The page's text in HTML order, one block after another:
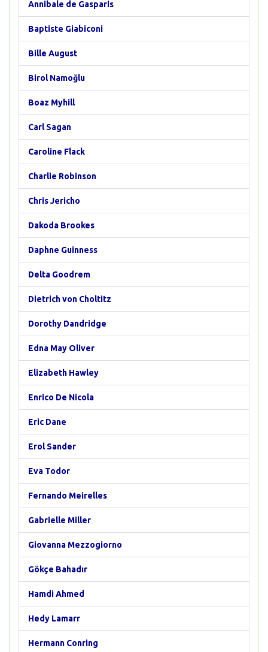
Annibale de Gasparis
Baptiste Giabiconi
Bille August
Birol Namoğlu
Boaz Myhill
Carl Sagan
Caroline Flack
Charlie Robinson
Chris Jericho
Dakoda Brookes
Daphne Guinness
Delta Goodrem
Dietrich von Choltitz
Dorothy Dandridge
Edna May Oliver
Elizabeth Hawley
Enrico De Nicola
Eric Dane
Erol Sander
Eva Todor
Fernando Meirelles
Gabrielle Miller
Giovanna Mezzogiorno
Gökçe Bahadır
Hamdi Ahmed
Hedy Lamarr
Hermann Conring